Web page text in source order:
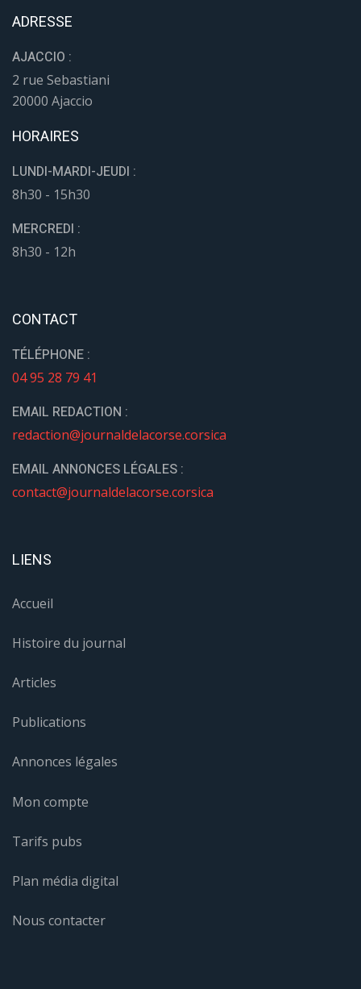
ADRESSE
AJACCIO :
2 rue Sebastiani
20000 Ajaccio
HORAIRES
LUNDI-MARDI-JEUDI :
8h30 - 15h30
MERCREDI :
8h30 - 12h
CONTACT
TÉLÉPHONE :
04 95 28 79 41
EMAIL REDACTION :
redaction@journaldelacorse.corsica
EMAIL ANNONCES LÉGALES :
contact@journaldelacorse.corsica
LIENS
Accueil
Histoire du journal
Articles
Publications
Annonces légales
Mon compte
Tarifs pubs
Plan média digital
Nous contacter